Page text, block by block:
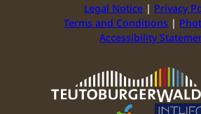
Legal Notice
Privacy
Terms and Conditions
Accessibility